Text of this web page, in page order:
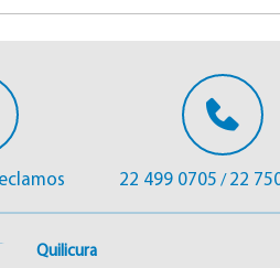
22 499 0705 / 22
Quilicura